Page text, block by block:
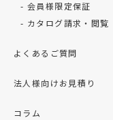
会員様限定保証
カタログ請求・閲覧
よくあるご質問
法人様向けお見積り
コラム